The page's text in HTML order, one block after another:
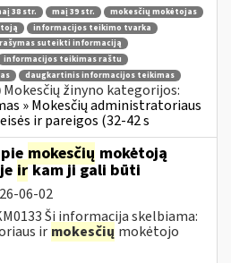
38 str. maį 39 str.
mokesčių mokėtojas
informacijos teikimo tvarka
suteikti informaciją
informacijos teikimas raštu
daugkartinis informacijos teikimas
Mokesčių žinyno kategorijos:
» Mokesčių administratoriaus
ir pareigos (32-42 s
mokesčių mokėtoją
irkam ji gali būti
06-02
Ši informacija skelbiama:
ir mokesčių mokėtojo